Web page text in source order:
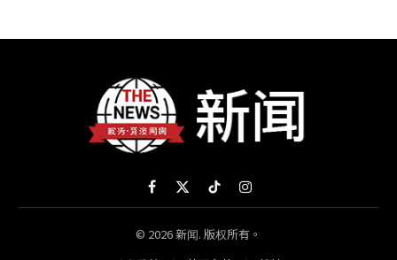
Facebook
X
(Twitter)
TikTokInstagram
© 2026 新闻. 版权所有。